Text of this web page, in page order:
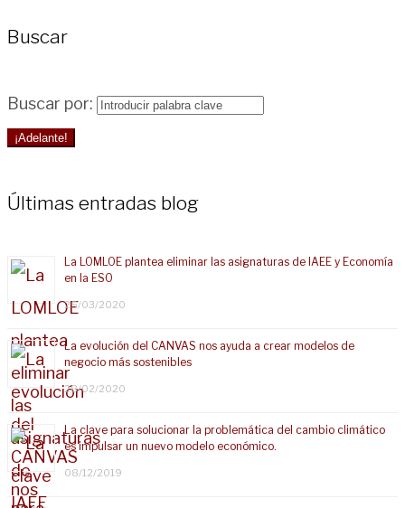
Buscar
Buscar por:
¡Adelante!
Últimas entradas blog
La LOMLOE plantea eliminar las asignaturas de IAEE y Economía
en la ESO
25/03/2020
La evolución del CANVAS nos ayuda a crear modelos de
negocio más sostenibles
28/02/2020
La clave para solucionar la problemática del cambio climático
es impulsar un nuevo modelo económico.
08/12/2019